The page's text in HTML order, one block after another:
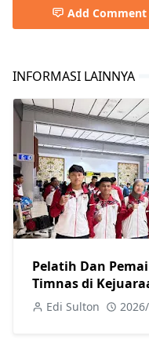
Add Comment
INFORMASI LAINNYA
Pelatih Dan
Timnas di
Internasional
Edi Sulton